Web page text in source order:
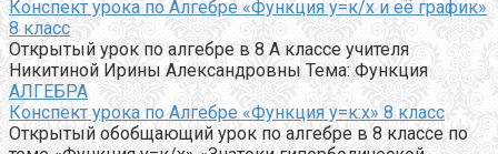
Конспект урока по Алгебре «Функция у=к/х и её график»
8 класс
Открытый урок по алгебре в 8 А классе учителя
Никитиной Ирины Александровны Тема: Функция
АЛГЕБРА
Конспект урока по Алгебре «Функция у=к:х» 8 класс
Открытый обобщающий урок по алгебре в 8 классе по